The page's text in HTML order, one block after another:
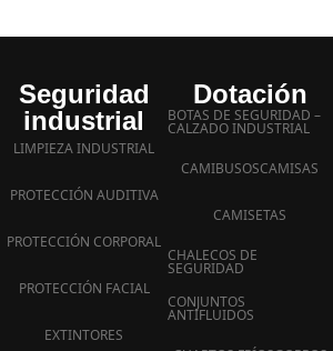
Seguridad
industrial
LIMPIEZA INDUSTRIAL
PROTECCIÓN AUDITIVA
PROTECCIÓN CORPORAL
PROTECCIÓN FACIAL
EXTINTORES
Dotación
BOTAS DE SEGURIDAD –
CALZADO INDUSTRIAL
CAMIBUSOSCAMISAS
CAMISETAS
CHALECOS DE
SEGURIDAD
CONJUNTOS
ANTIFLUIDOS